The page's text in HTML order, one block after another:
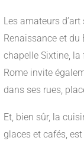
Les amateurs
Renaissance et du
chapelle Sixtine, la
Rome invite
dans ses rues,
Et, bien sûr, la
glaces et cafés,